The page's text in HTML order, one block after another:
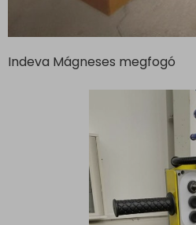
Indeva Mágneses megfogó